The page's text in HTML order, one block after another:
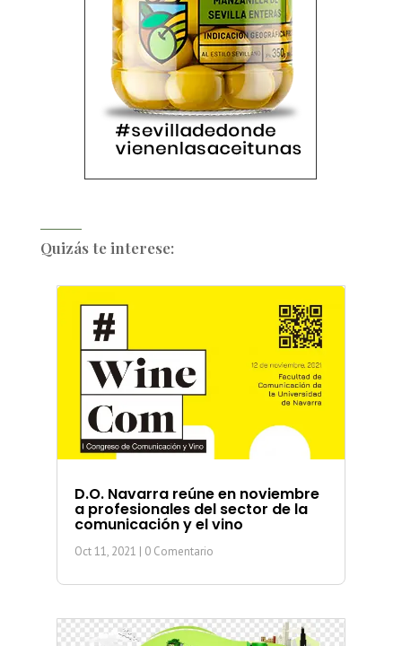
Quizás te interese:
D.O. Navarra reúne en noviembre
a profesionales del sector de la
comunicación y el vino
Oct 11, 2021 | 0 Comentario